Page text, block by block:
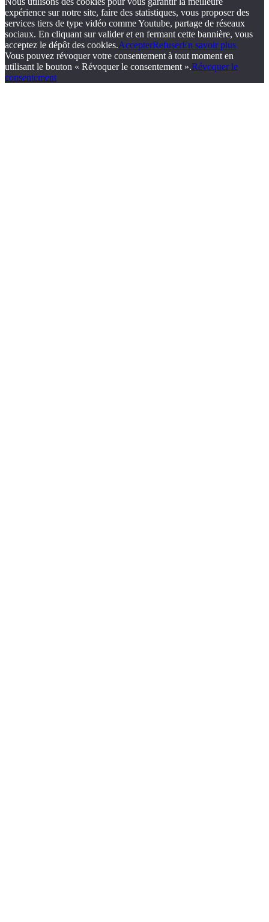
expérience sur notre site, faire des statistiques, vous proposer des
services tiers de type vidéo comme Youtube, partage de réseaux
sociaux. En cliquant sur valider et en fermant cette bannière, vous
acceptez le dépôt des cookies.AccepterRefuserEn savoir plus
Vous pouvez révoquer votre consentement à tout moment en
utilisant le bouton « Révoquer le consentement ».Révoquer le
consentement